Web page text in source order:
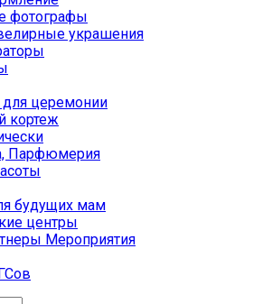
фотографы
украшения
церемонии
кортеж
Парфюмерия
будущих мам
центры
Мероприятия